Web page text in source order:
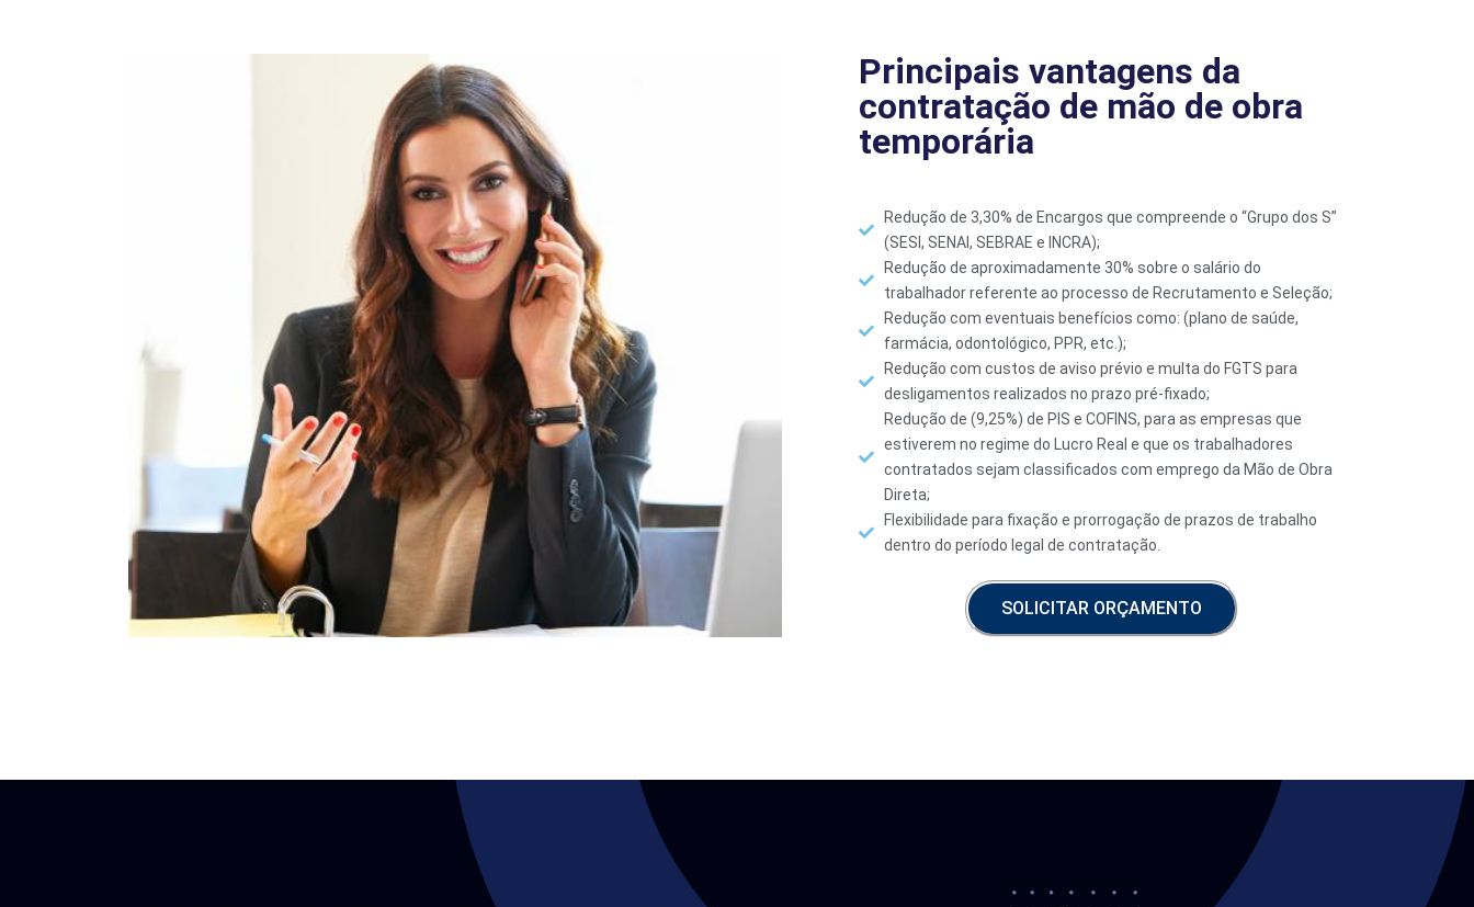
Principais vantagens da
contratação de mão de obra
temporária
Redução de 3,30% de Encargos que compreende o “Grupo dos S”
(SESI, SENAI, SEBRAE e INCRA);
Redução de aproximadamente 30% sobre o salário do
trabalhador referente ao processo de Recrutamento e Seleção;
Redução com eventuais benefícios como: (plano de saúde,
farmácia, odontológico, PPR, etc.);
Redução com custos de aviso prévio e multa do FGTS para
desligamentos realizados no prazo pré-fixado;
Redução de (9,25%) de PIS e COFINS, para as empresas que
estiverem no regime do Lucro Real e que os trabalhadores
contratados sejam classificados com emprego da Mão de Obra
Direta;
Flexibilidade para fixação e prorrogação de prazos de trabalho
dentro do período legal de contratação.
SOLICITAR ORÇAMENTO